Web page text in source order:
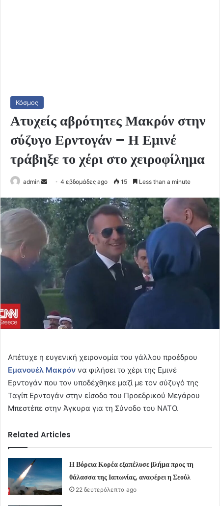
Κόσμος
Ατυχείς αβρότητες Μακρόν στην
σύζυγο Ερντογάν – Η Εμινέ
τράβηξε το χέρι στο χειροφίλημα
admin
Send
email
4 εβδομάδες ago 15 Less than a minute
Απέτυχε η ευγενική χειρονομία του γάλλου προέδρου
Εμανουέλ Μακρόν να φιλήσει το χέρι της Εμινέ
Ερντογάν που τον υποδέχθηκε μαζί με τον σύζυγό της
Ταγίπ Ερντογάν στην είσοδο του Προεδρικού Μεγάρου
Μπεστέπε στην Άγκυρα για τη Σύνοδο του ΝΑΤΟ.
Related Articles
Η Βόρεια Κορέα εξαπέλυσε βλήμα προς τη
θάλασσα της Ιαπωνίας, αναφέρει η Σεούλ
22 δευτερόλεπτα ago